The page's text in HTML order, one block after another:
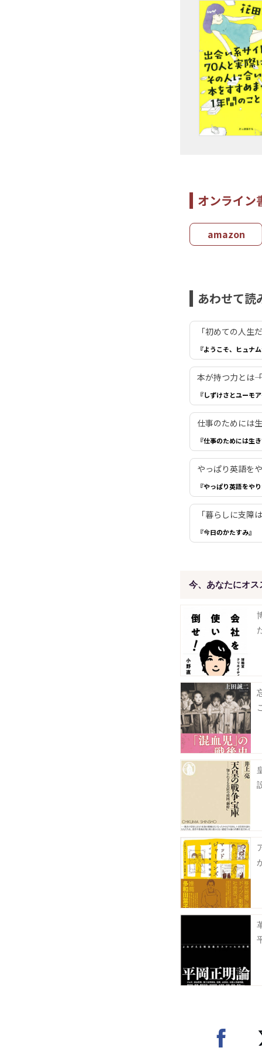
オンライン
amazon
あわせて読
「初めての人生
『ようこそ、ヒュナ
本が持つ力とは
『しずけさとユーモア
仕事のためには
『仕事のためには生き
やっぱり英語を
『やっぱり英語をやり
「暮らしに支障
『今日のかたすみ』
今、あなたにオス